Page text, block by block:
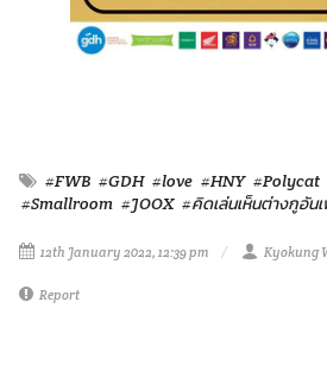
#FWB #GDH #love #HNY #Polycat
#Smallroom #JOOX #คิดเล่นเห็นต่างกูอัน
12th January 2022, 12:39 pm Kyokung
Report